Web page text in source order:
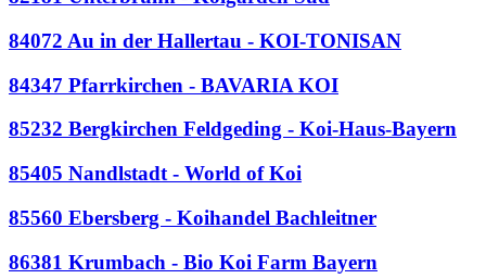
84072 Au in der Hallertau - KOI-TONISAN
84347 Pfarrkirchen - BAVARIA KOI
85232 Bergkirchen Feldgeding - Koi-Haus-Bayern
85405 Nandlstadt - World of Koi
85560 Ebersberg - Koihandel Bachleitner
86381 Krumbach - Bio Koi Farm Bayern